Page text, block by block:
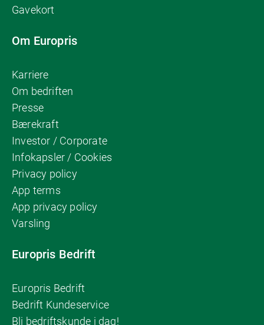
Gavekort
Om Europris
Karriere
Om bedriften
Presse
Bærekraft
Investor / Corporate
Infokapsler / Cookies
Privacy policy
App terms
App privacy policy
Varsling
Europris Bedrift
Europris Bedrift
Bedrift Kundeservice
Bli bedriftskunde i dag!